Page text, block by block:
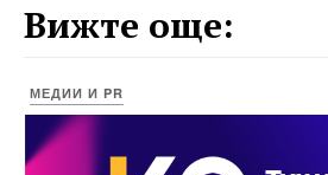
Вижте още:
МЕДИИ И PR